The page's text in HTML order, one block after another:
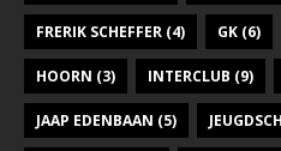
FRERIK SCHEFFER (4) GK (6)
HOORN (3) INTERCLUB (9)
JAAP EDENBAAN (5)